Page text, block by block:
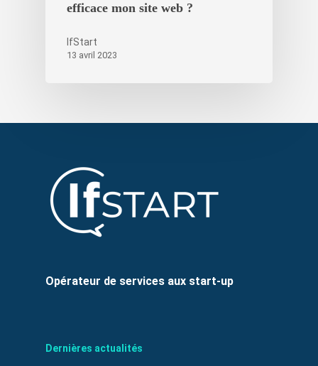
efficace mon site web ?
IfStart
13 avril 2023
Opérateur de services aux start-up
Dernières actualités